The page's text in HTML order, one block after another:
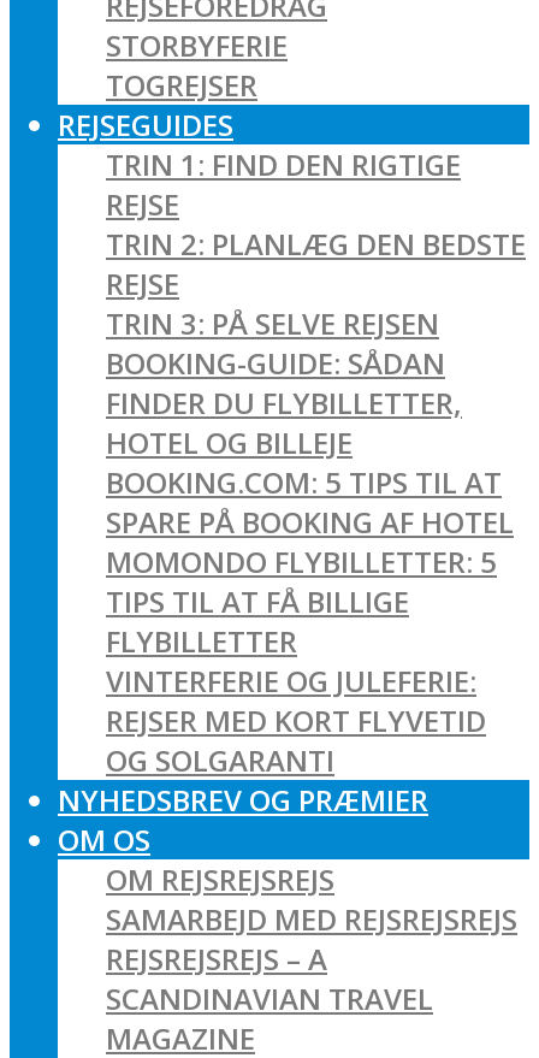
STORBYFERIE
TOGREJSER
REJSEGUIDES
TRIN 1: FIND DEN RIGTIGE
REJSE
TRIN 2: PLANLÆG DEN BEDSTE
REJSE
TRIN 3: PÅ SELVE REJSEN
BOOKING-GUIDE: SÅDAN
FINDER DU FLYBILLETTER,
HOTEL OG BILLEJE
BOOKING.COM: 5 TIPS TIL AT
SPARE PÅ BOOKING AF HOTEL
MOMONDO FLYBILLETTER: 5
TIPS TIL AT FÅ BILLIGE
FLYBILLETTER
VINTERFERIE OG JULEFERIE:
REJSER MED KORT FLYVETID
OG SOLGARANTI
NYHEDSBREV OG PRÆMIER
OM OS
OM REJSREJSREJS
SAMARBEJD MED REJSREJSREJS
REJSREJSREJS – A
SCANDINAVIAN TRAVEL
MAGAZINE